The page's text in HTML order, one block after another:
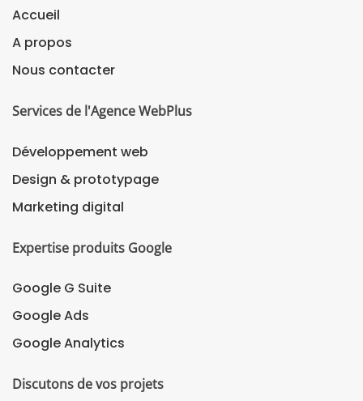
Accueil
A propos
Nous contacter
Services de l'Agence WebPlus
Développement web
Design & prototypage
Marketing digital
Expertise produits Google
Google G Suite
Google Ads
Google Analytics
Discutons de vos projets